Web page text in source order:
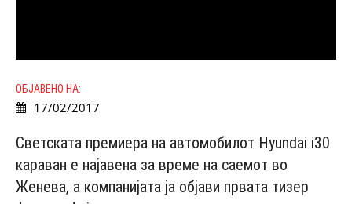
ОБЈАВЕНО НА:
17/02/2017
Светската премиера на автомобилот Hyundai i30
караван e најавена за време на саемот во
Женева, а компанијата ја објави првата тизер